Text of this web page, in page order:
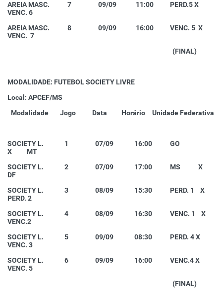
AREIA MASC. 7 09/09 11:00 PERD.5 X
VENC. 6
AREIA MASC. 8 09/09 16:00 VENC. 5 X
VENC. 7
(FINAL)
MODALIDADE: FUTEBOL SOCIETY LIVRE
Local: APCEF/MS
Modalidade
Jogo Data Horário Unidade Federativa
SOCIETY L. 1 07/09 16:00 GO
X MT
SOCIETY L. 2 07/09 17:00 MS X
DF
SOCIETY L. 3 08/09 15:30 PERD. 1 X
PERD. 2
SOCIETY L. 4 08/09 16:30 VENC. 1 X
VENC.2
SOCIETY L. 5 09/09 08:30 PERD. 4 X
VENC. 3
SOCIETY L. 6 09/09 16:00 VENC.4 X
VENC. 5
(FINAL)